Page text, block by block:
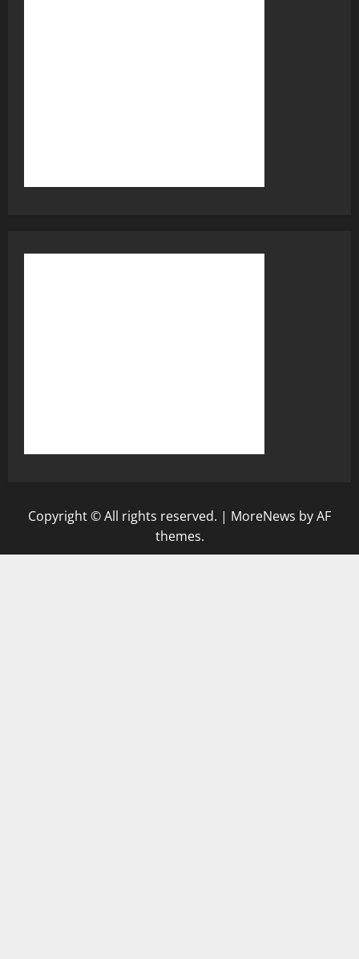
Copyright © All rights reserved. | MoreNews by AF
themes.